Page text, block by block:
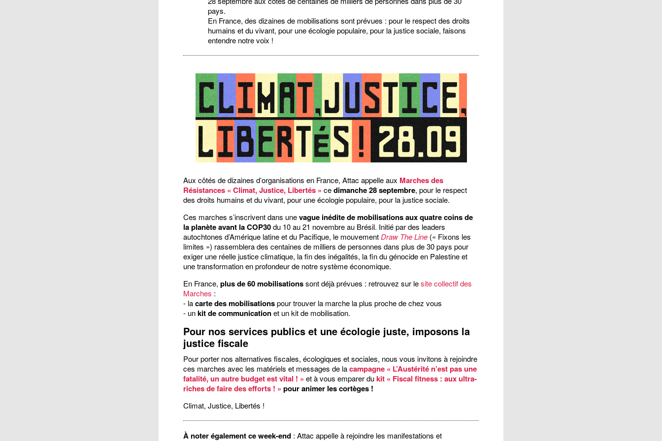
pays.
En France, des dizaines de mobilisations sont prévues : pour le respect des droits
humains et du vivant, pour une écologie populaire, pour la justice sociale, faisons
entendre notre voix !
Aux côtés de dizaines d’organisations en France, Attac appelle aux Marches des
Résistances « Climat, Justice, Libertés » cedimanche 28 septembre, pour le respect
des droits humains et du vivant, pour une écologie populaire, pour la justice sociale.
Ces marches s’inscrivent dans unevague inédite de mobilisations aux quatre coins de
la planète avant la COP30du 10 au 21 novembre au Brésil. Initié par des leaders
autochtones d’Amérique latine et du Pacifique, le mouvement Draw The Line (« Fixons les
limites ») rassemblera des centaines de milliers de personnes dans plus de 30 pays pour
exiger une réelle justice climatique, la fin des inégalités, la fin du génocide en Palestine et
une transformation en profondeur de notre système économique.
En France, plus de 60 mobilisationssont déjà prévues : retrouvez sur lesite collectif des
Marches :
- lacarte des mobilisationspour trouver la marche la plus proche de chez vous
- unkit de communicationet un kit de mobilisation.
Pour nos services publics et une écologie juste, imposons la
justice fiscale
Pour porter nos alternatives fiscales, écologiques et sociales, nous vous invitons à rejoindre
ces marches avec les matériels et messages de lacampagne « L’Austérité n’est pas une
fatalité, un autre budget est vital ! » et à vous emparer dukit « Fiscal fitness : aux ultra-
riches de faire des efforts ! » pour animer les cortèges !
Climat, Justice, Libertés !
À noter également ce week-end : Attac appelle à rejoindre les manifestations et